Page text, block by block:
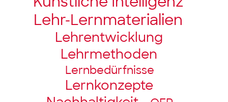
Lehr-Lernmaterialien
Lehrentwicklung
Lehrmethoden
Lernbedürfnisse
Lernkonzepte